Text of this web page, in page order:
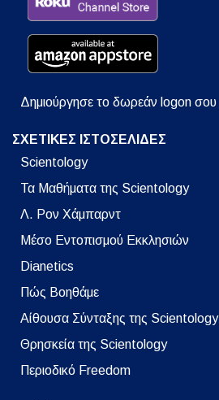
Δημιούργησε το δωρεάν logon σου
ΣΧΕΤΙΚΕΣ ΙΣΤΟΣΕΛΙΔΕΣ
Scientology
Τα Μαθήματα της Scientology
Λ. Ρον Χάμπαρντ
Μέσο Εντοπισμού Εκκλησιών
Dianetics
Πώς Βοηθάμε
Αίθουσα Σύνταξης της Scientology
Θρησκεία της Scientology
Περιοδικό Freedom